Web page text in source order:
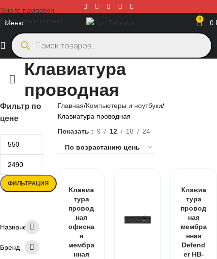
Skip to navigation
Skip to main content
Меню 0 0
Клавиатура
проводная
Фильтр по
цене
ФИЛЬТРАЦИЯ
Назначение
Бренд
Главная Компьютеры и ноутбуки
Клавиатура проводная
Показать
9 12 18 24
Клавиа
тура
провод
ная
офисна
я
мембра
нная
Клавиа
тура
провод
ная
мембра
нная
Defend
er HB-